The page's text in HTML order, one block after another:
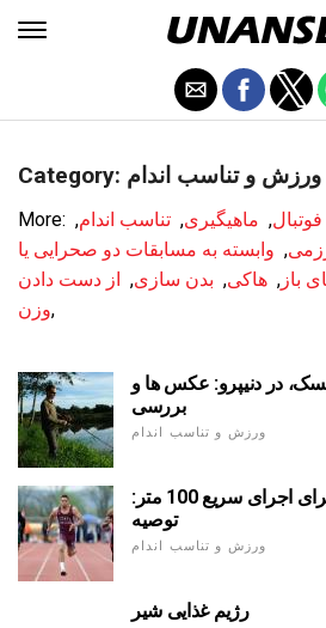
Category: ورزش و تناسب اندام
More: فوتبال, ماهیگیری, تناسب اندام,
, وابسته به مسابقات دو صحرایی یا
باز , هاکی, بدن سازی, از دست دادن
وزن,
در دنیپرو: عکس ها و
بررسی
ورزش و تناسب اندام
چگونه برای یادگیری برای اجرای سریع 100 متر:
توصیه
ورزش و تناسب اندام
رژیم غذایی شیر